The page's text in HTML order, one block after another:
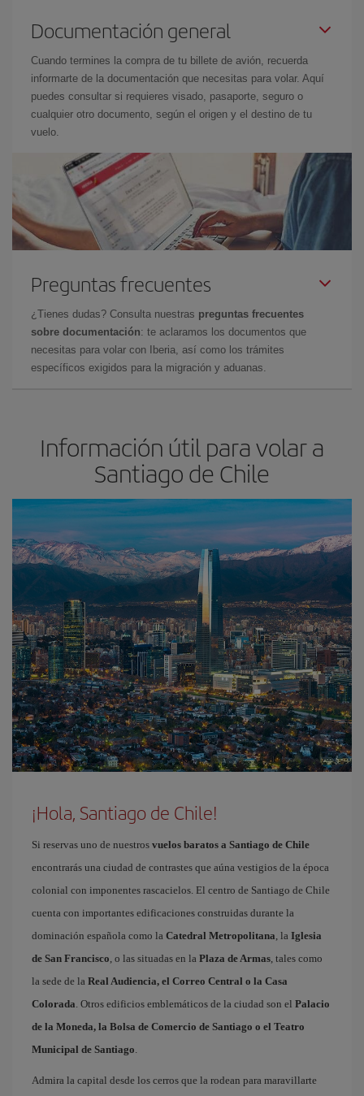
Documentación general
Cuando termines la compra de tu billete de avión, recuerda
informarte de la documentación que necesitas para volar. Aquí
puedes consultar si requieres visado, pasaporte, seguro o
cualquier otro documento, según el origen y el destino de tu
vuelo.
Preguntas frecuentes
¿Tienes dudas? Consulta nuestras preguntas frecuentes
sobre documentación: te aclaramos los documentos que
necesitas para volar con Iberia, así como los trámites
específicos exigidos para la migración y aduanas.
Información útil para volar a
Santiago de Chile
¡Hola, Santiago de Chile!
Si reservas uno de nuestros vuelos baratos a Santiago de Chile
encontrarás una ciudad de contrastes que aúna vestigios de la época
colonial con imponentes rascacielos. El centro de Santiago de Chile
cuenta con importantes edificaciones construidas durante la
dominación española como la Catedral Metropolitana, la Iglesia
de San Francisco, o las situadas en la Plaza de Armas, tales como
la sede de la Real Audiencia, el Correo Central o la Casa
Colorada. Otros edificios emblemáticos de la ciudad son el Palacio
de la Moneda, la Bolsa de Comercio de Santiago o el Teatro
Municipal de Santiago.
Admira la capital desde los cerros que la rodean para maravillarte